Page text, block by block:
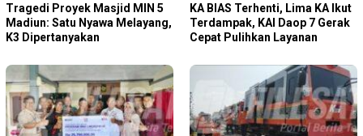
Tragedi Proyek Masjid MIN 5
Madiun: Satu Nyawa Melayang,
K3 Dipertanyakan
KA BIAS Terhenti, Lima KA Ikut
Terdampak, KAI Daop 7 Gerak
Cepat Pulihkan Layanan